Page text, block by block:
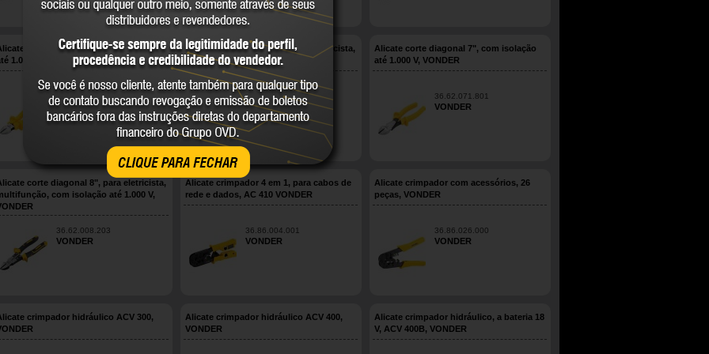
CLIQUE PARA FECHAR
corte diagonal 6", com isolação
1.000 V, VONDER
36.62.061.503
VONDER
Alicate corte diagonal 6", para eletricista,
com isolação até 1.000 V, VONDER
36.62.061.520
VONDER
Alicate corte diagonal 7", com isolação
até 1.000 V, VONDER
36.62.071.801
VONDER
corte diagonal 8", para eletricista,
com isolação até 1.000 V,
36.62.008.203
VONDER
Alicate crimpador 4 em 1, para cabos de
rede e dados, AC 410 VONDER
36.86.004.001
VONDER
Alicate crimpador com acessórios, 26
peças, VONDER
36.86.026.000
VONDER
crimpador hidráulico ACV 300,
Alicate crimpador hidráulico ACV 400,
VONDER
Alicate crimpador hidráulico, a bateria 18
V, ACV 400B, VONDER